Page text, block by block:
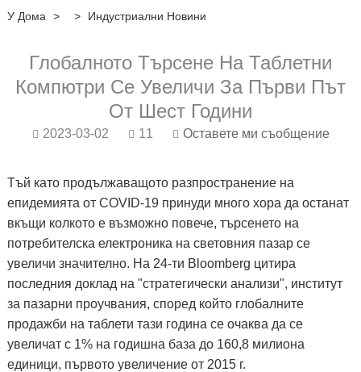
У Дома > > Индустриални Новини
Глобалното Търсене На Таблетни
Компютри Се Увеличи За Първи Път
От Шест Години
2023-03-02 11 Оставете ми съобщение
Тъй като продължаващото разпространение на
епидемията от COVID-19 принуди много хора да останат
вкъщи колкото е възможно повече, търсенето на
потребителска електроника на световния пазар се
увеличи значително. На 24-ти Bloomberg цитира
последния доклад на "стратегически анализи", институт
за пазарни проучвания, според който глобалните
продажби на таблети тази година се очаква да се
увеличат с 1% на годишна база до 160,8 милиона
единици, първото увеличение от 2015 г.